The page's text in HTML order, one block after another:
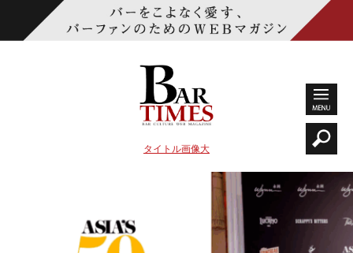
タイトル画像大